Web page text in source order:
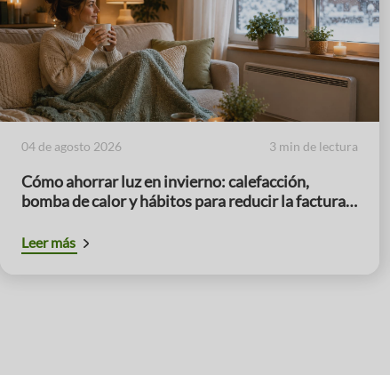
04 de agosto 2026 3 min de lectura
Cómo ahorrar luz en invierno: calefacción,
bomba de calor y hábitos para reducir la factura
Leer más